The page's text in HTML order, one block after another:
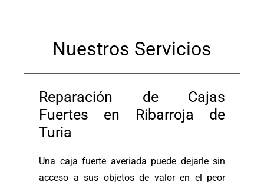
Nuestros Servicios
Reparación de Cajas
Fuertes en Ribarroja de
Turia
Una caja fuerte averiada puede dejarle sin
acceso a sus objetos de valor en el peor